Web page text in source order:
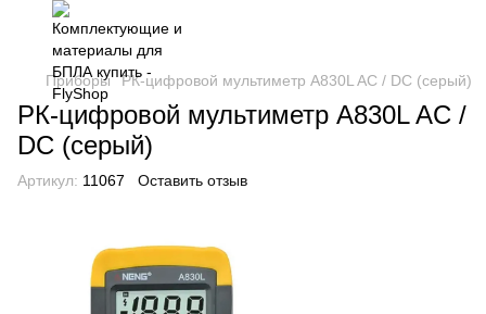
Приборы РК-цифровой мультиметр A830L AC / DC (серый)
РК-цифровой мультиметр A830L AC /
DC (серый)
Артикул: 11067 Оставить отзыв